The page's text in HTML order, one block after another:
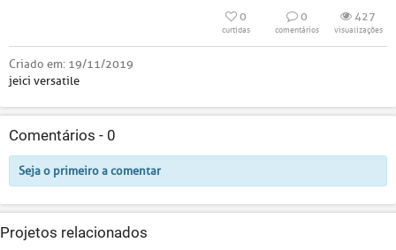
0
curtidas
0
comentários
427
visualizações
Criado em: 19/11/2019
jeici versatile
Comentários - 0
Seja o primeiro a comentar
Projetos relacionados